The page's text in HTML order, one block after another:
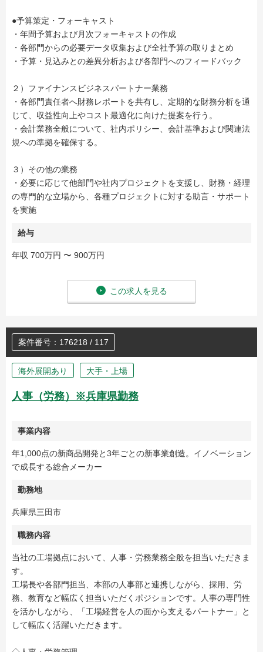
●予算策定・フォーキャスト
・年間予算および月次フォーキャストの作成
・各部門からの必要データ収集および全社予算の取りまとめ
・予算・見込みとの差異分析および各部門へのフィードバック
２）ファイナンスビジネスパートナー業務
・各部門責任者へ財務レポートを共有し、定期的な財務分析を通
じて、収益性向上やコスト最適化に向けた提案を行う。
・会計業務全般について、社内ポリシー、会計基準および関連法
規への準拠を確保する。
３）その他の業務
・必要に応じて他部門や社内プロジェクトを支援し、財務・経理
の専門的な立場から、各種プロジェクトに対する助言・サポート
を実施
給与
年収 700万円 〜 900万円
この求人を見る
案件番号：176218 / 117
海外展開あり 大手・上場
人事（労務）※兵庫県勤務
事業内容
年1,000点の新商品開発と3年ごとの新事業創造。イノベーション
で成長する総合メーカー
勤務地
兵庫県三田市
職務内容
当社の工場拠点において、人事・労務業務全般を担当いただきま
す。
工場長や各部門担当、本部の人事部と連携しながら、採用、労
務、教育など幅広く担当いただくポジションです。人事の専門性
を活かしながら、「工場経営を人の面から支えるパートナー」と
して幅広く活躍いただきます。